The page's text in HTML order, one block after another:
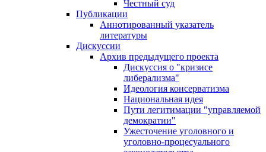
Честный суд
Публикации
Аннотированный указатель
литературы
Дискуссии
Архив предыдущего проекта
Дискуссия о "кризисе
либерализма"
Идеология консерватизма
Национальная идея
Пути легитимации "управляемой
демократии"
Ужесточение уголовного и
уголовно-процесуального